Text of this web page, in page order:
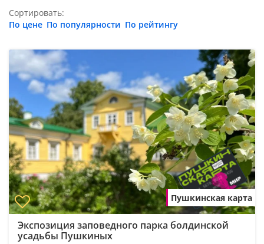
Сортировать:
По цене По популярности По рейтингу
Пушкинская карта
Экспозиция заповедного парка болдинской
усадьбы Пушкиных